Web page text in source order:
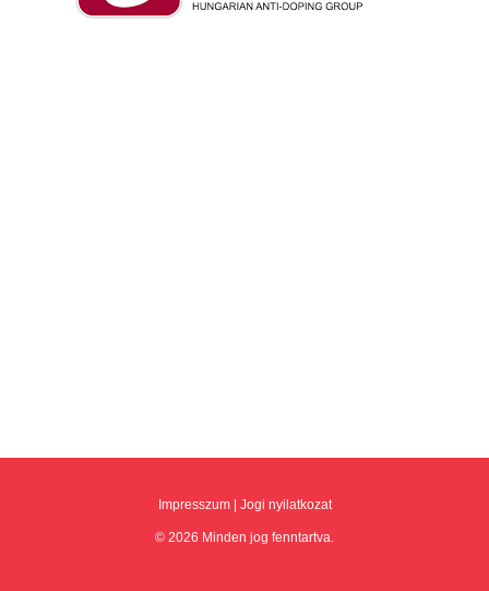
Impresszum| Jogi nyilatkozat
© 2026 Minden jog fenntartva.